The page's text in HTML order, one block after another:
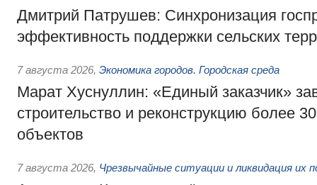
Дмитрий Патрушев: Синхронизация
эффективность поддержки сельских
7 августа 2026, Экономика городов. Городская среда
Марат Хуснуллин: «Единый заказчик»
строительство и реконструкцию более
объектов
7 августа 2026, Чрезвычайные ситуации и ликвидация их